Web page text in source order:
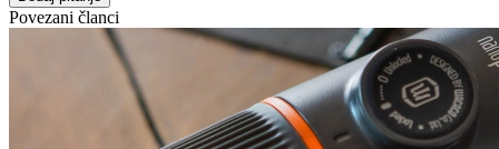
Povezani članci